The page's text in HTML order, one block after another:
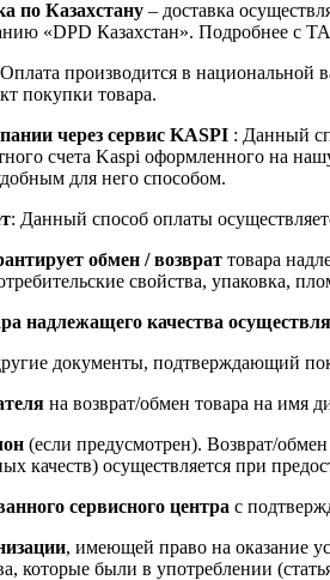
по Казахстану – доставка
«DPD Казахстан». Подробнее
производится в национальной
покупки товара.
через сервис KASPI : Данный
счета Kaspi оформленного на
для него способом.
: Данный способ оплаты
обмен / возврат товара
свойства, упаковка,
надлежащего качества
документы, подтверждающий
на возврат/обмен товара на имя
(если предусмотрен). Возврат/
качеств) осуществляется при
сервисного центра с
, имеющей право на оказание
которые были в употреблении